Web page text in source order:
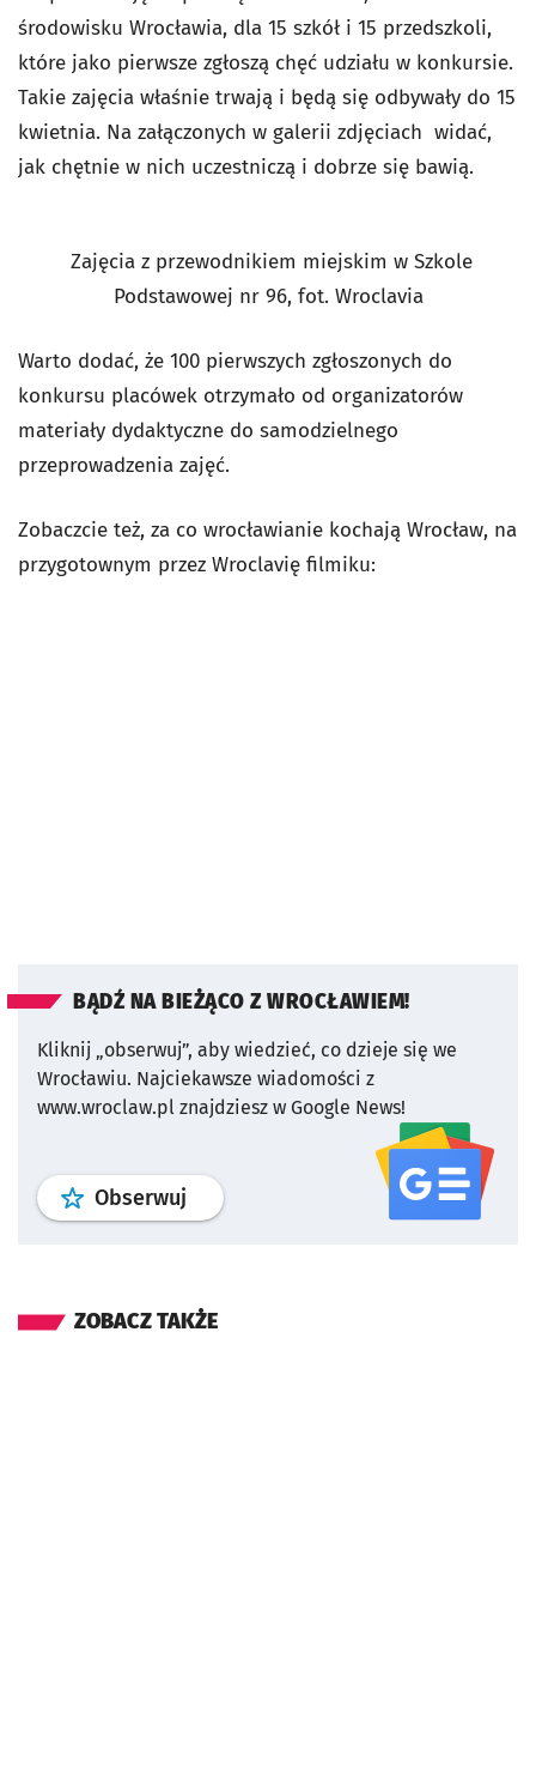
środowisku Wrocławia, dla 15 szkół i 15 przedszkoli,
które jako pierwsze zgłoszą chęć udziału w konkursie.
Takie zajęcia właśnie trwają i będą się odbywały do 15
kwietnia. Na załączonych w galerii zdjęciach widać,
jak chętnie w nich uczestniczą i dobrze się bawią.
Zajęcia z przewodnikiem miejskim w Szkole
Podstawowej nr 96, fot. Wroclavia
Warto dodać, że 100 pierwszych zgłoszonych do
konkursu placówek otrzymało od organizatorów
materiały dydaktyczne do samodzielnego
przeprowadzenia zajęć.
Zobaczcie też, za co wrocławianie kochają Wrocław, na
przygotownym przez Wroclavię filmiku:
BĄDŹ NA BIEŻĄCO Z WROCŁAWIEM!
Kliknij „obserwuj”, aby wiedzieć, co dzieje się we
Wrocławiu. Najciekawsze wiadomości z
www.wroclaw.pl znajdziesz w Google News!
Obserwuj profil serwisu
ZOBACZ TAKŻE